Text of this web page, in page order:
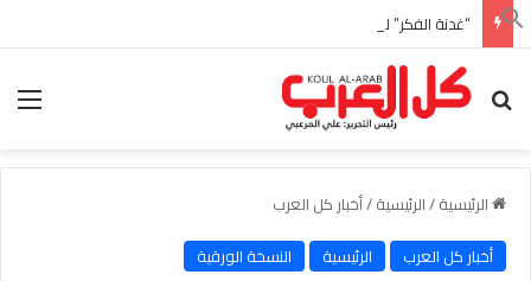
“غدنة الفكر” للأديب السعودي احمد بن عبدالله العبدالنبي
بحث عن
الرئيسية/الرئيسية/أخبار كل العرب
أخبار كل العرب
الرئيسية النسخة الورقية